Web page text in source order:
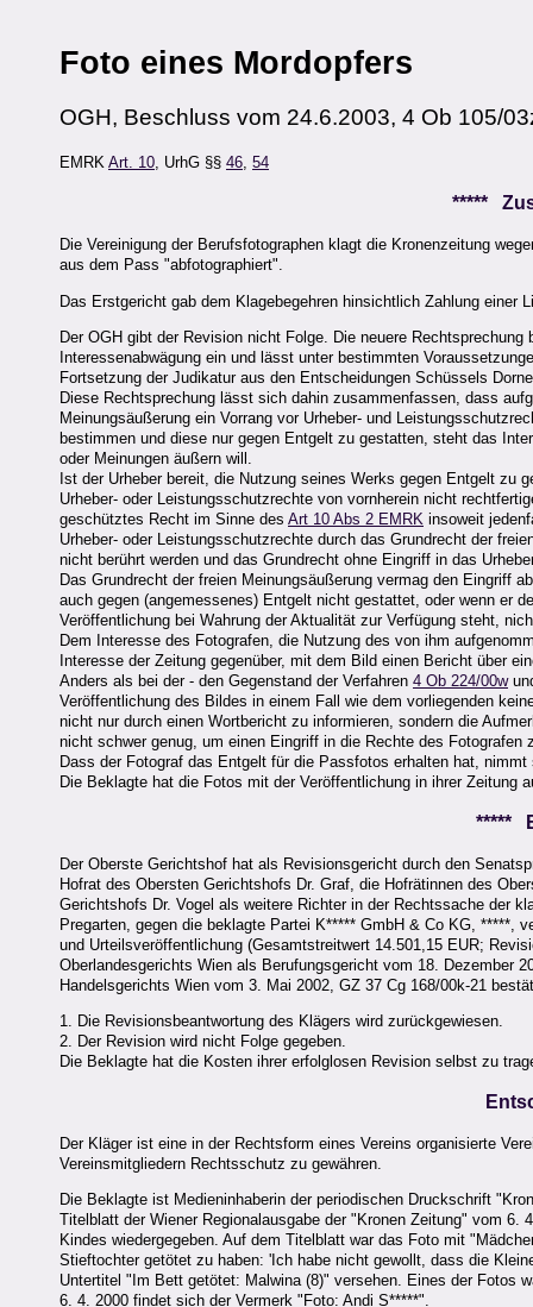
Foto eines Mordopfers
OGH, Beschluss vom 24.6.2003, 4 Ob 105/
EMRK Art. 10, UrhG §§ 46, 54
*****
Die Vereinigung der Berufsfotographen klagt die Kronenzeitung
aus dem Pass "abfotographiert".
Das Erstgericht gab dem Klagebegehren hinsichtlich Zahlung
Der OGH gibt der Revision nicht Folge. Die neuere
Interessenabwägung ein und lässt unter bestimmten
Fortsetzung der Judikatur aus den Entscheidungen Schüssels
Diese Rechtsprechung lässt sich dahin zusammenfassen, dass
Meinungsäußerung ein Vorrang vor Urheber- und
bestimmen und diese nur gegen Entgelt zu gestatten, steht das
oder Meinungen äußern will.
Ist der Urheber bereit, die Nutzung seines Werks gegen Entgelt zu
Urheber- oder Leistungsschutzrechte von vornherein nicht
geschütztes Recht im Sinne des Art 10 Abs 2 EMRK insoweit
Urheber- oder Leistungsschutzrechte durch das Grundrecht der
nicht berührt werden und das Grundrecht ohne Eingriff in das
Das Grundrecht der freien Meinungsäußerung vermag den Eingriff
auch gegen (angemessenes) Entgelt nicht gestattet, oder wenn er
Veröffentlichung bei Wahrung der Aktualität zur Verfügung steht,
Dem Interesse des Fotografen, die Nutzung des von ihm
Interesse der Zeitung gegenüber, mit dem Bild einen Bericht über
Anders als bei der - den Gegenstand der Verfahren 4 Ob 224/00w
Veröffentlichung des Bildes in einem Fall wie dem vorliegenden
nicht nur durch einen Wortbericht zu informieren, sondern die
nicht schwer genug, um einen Eingriff in die Rechte des Fotografen
Dass der Fotograf das Entgelt für die Passfotos erhalten hat,
Die Beklagte hat die Fotos mit der Veröffentlichung in ihrer
*****
Der Oberste Gerichtshof hat als Revisionsgericht durch den
Hofrat des Obersten Gerichtshofs Dr. Graf, die Hofrätinnen des
Gerichtshofs Dr. Vogel als weitere Richter in der Rechtssache der
Pregarten, gegen die beklagte Partei K***** GmbH & Co KG, *****,
und Urteilsveröffentlichung (Gesamtstreitwert 14.501,15 EUR;
Oberlandesgerichts Wien als Berufungsgericht vom 18. Dezember
Handelsgerichts Wien vom 3. Mai 2002, GZ 37 Cg 168/00k-21
1. Die Revisionsbeantwortung des Klägers wird zurückgewiesen.
2. Der Revision wird nicht Folge gegeben.
Die Beklagte hat die Kosten ihrer erfolglosen Revision selbst zu
Der Kläger ist eine in der Rechtsform eines Vereins organisierte
Vereinsmitgliedern Rechtsschutz zu gewähren.
Die Beklagte ist Medieninhaberin der periodischen Druckschrift
Titelblatt der Wiener Regionalausgabe der "Kronen Zeitung" vom
Kindes wiedergegeben. Auf dem Titelblatt war das Foto mit
Stieftochter getötet zu haben: 'Ich habe nicht gewollt, dass die
Untertitel "Im Bett getötet: Malwina (8)" versehen. Eines der Fotos
6. 4. 2000 findet sich der Vermerk "Foto: Andi S*****".